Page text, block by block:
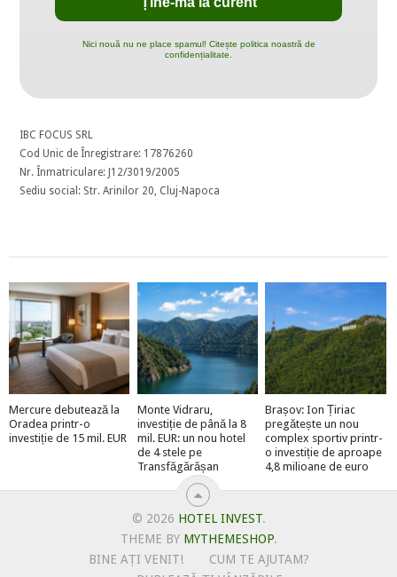
Nici nouă nu ne place spamul! Citește politica noastră de
confidențialitate.
IBC FOCUS SRL
Cod Unic de Înregistrare: 17876260
Nr. Înmatriculare: J12/3019/2005
Sediu social: Str. Arinilor 20, Cluj-Napoca
Mercure debutează la
Oradea printr-o
investiție de 15 mil. EUR
Monte Vidraru,
investiție de până la 8
mil. EUR: un nou hotel
de 4 stele pe
Transfăgărășan
Brașov: Ion Țiriac
pregătește un nou
complex sportiv printr-
o investiție de aproape
4,8 milioane de euro
© 2026 HOTEL INVEST.
THEME BY MYTHEMESHOP.
BINE AȚI VENIT!
CUM TE AJUTAM?